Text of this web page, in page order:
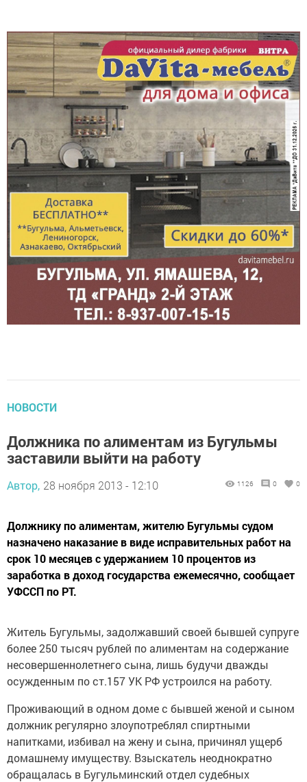
НОВОСТИ
Должника по алиментам из Бугульмы
заставили выйти на работу
Автор, 28 ноября 2013 - 12:10 1126 0 0
Должнику по алиментам, жителю Бугульмы судом
назначено наказание в виде исправительных работ на
срок 10 месяцев с удержанием 10 процентов из
заработка в доход государства ежемесячно, сообщает
УФССП по РТ.
Житель Бугульмы, задолжавший своей бывшей супруге
более 250 тысяч рублей по алиментам на содержание
несовершеннолетнего сына, лишь будучи дважды
осужденным по ст.157 УК РФ устроился на работу.
Проживающий в одном доме с бывшей женой и сыном
должник регулярно злоупотреблял спиртными
напитками, избивал на жену и сына, причинял ущерб
домашнему имуществу. Взыскатель неоднократно
обращалась в Бугульминский отдел судебных